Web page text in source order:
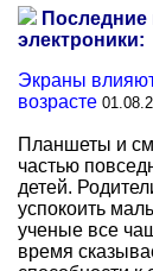
Последние
электроники:
Экраны
возрасте
Планшеты и
частью
детей.
успокоить
ученые все
время